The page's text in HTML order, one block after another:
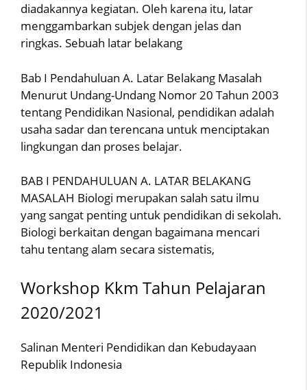
diadakannya kegiatan. Oleh karena itu, latar
menggambarkan subjek dengan jelas dan
ringkas. Sebuah latar belakang
Bab I Pendahuluan A. Latar Belakang Masalah
Menurut Undang-Undang Nomor 20 Tahun 2003
tentang Pendidikan Nasional, pendidikan adalah
usaha sadar dan terencana untuk menciptakan
lingkungan dan proses belajar.
BAB I PENDAHULUAN A. LATAR BELAKANG
MASALAH Biologi merupakan salah satu ilmu
yang sangat penting untuk pendidikan di sekolah.
Biologi berkaitan dengan bagaimana mencari
tahu tentang alam secara sistematis,
Workshop Kkm Tahun Pelajaran
2020/2021
Salinan Menteri Pendidikan dan Kebudayaan
Republik Indonesia